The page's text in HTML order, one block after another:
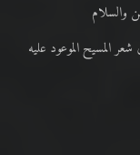
والسلام
عليه السلام ..«3» نظرة في شعر المسيح الموعود عليه